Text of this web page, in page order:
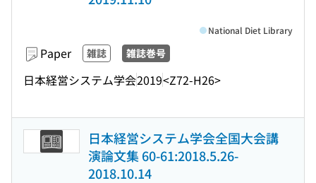
Paper 雑誌 雑誌巻号
日本経営システム学会2019<Z72-H26>
National Diet Library
日本経営システム学会全国大会講
演論文集 60-61:2018.5.26-
2018.10.14